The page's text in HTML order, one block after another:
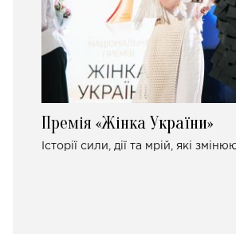
Премія «Жінка України»
Історії сили, дії та мрій, які